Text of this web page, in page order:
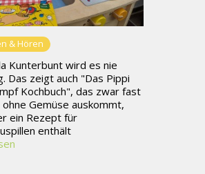
& Hören
Kunterbunt wird es nie
Das zeigt auch "Das Pippi
Kochbuch", das zwar fast
Gemüse auskommt,
ein Rezept für
enthält